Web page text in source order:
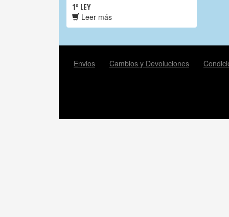
1º LEY
Leer más
Envios Cambios y Devoluciones